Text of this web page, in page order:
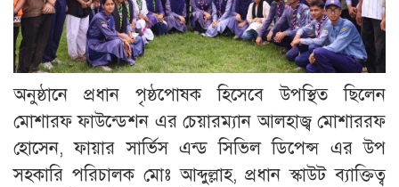
অনুষ্ঠানে প্রধান পৃষ্ঠপোষক হিসেবে উপস্থিত ছিলেন
মোশারফ ফাউন্ডেশন এর চেয়ারম্যান আলহাজ্ব মোশাররফ
হোসেন, ফায়ার সার্ভিস এন্ড সিভিল ডিপেন্স এর উপ
সহকারি পরিচালক মোঃ আব্দুল্লাহ, প্রধান স্কাউট ব্যাক্তিত্ব